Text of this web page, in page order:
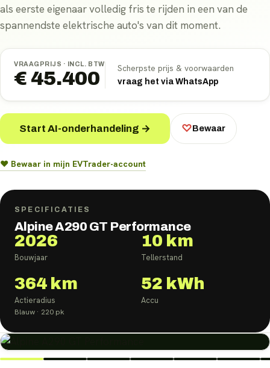
als eerste eigenaar volledig fris te rijden in een van de
spannendste elektrische auto's van dit moment.
VRAAGPRIJS · INCL. BTW
€ 45.400
Scherpste prijs & voorwaarden
vraag het via WhatsApp
Start AI-onderhandeling → ♡Bewaar
♥ Bewaar in mijn EVTrader-account
SPECIFICATIES
Alpine A290 GT Performance
2026
Bouwjaar
10 km
Tellerstand
364 km
Actieradius
52 kWh
Accu
Blauw · 220 pk